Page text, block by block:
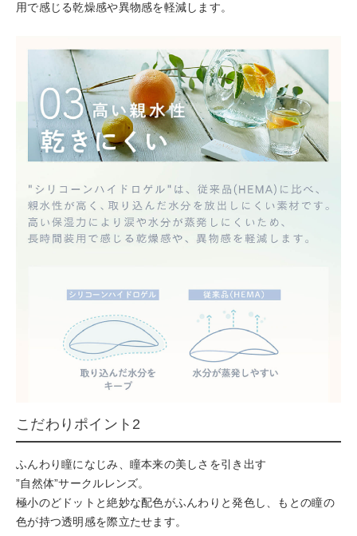
用で感じる乾燥感や異物感を軽減します。
こだわりポイント2
ふんわり瞳になじみ、瞳本来の美しさを引き出す
”自然体”サークルレンズ。
極小のどドットと絶妙な配色がふんわりと発色し、もとの瞳の
色が持つ透明感を際立たせます。